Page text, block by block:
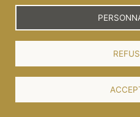
de 21
MILLÉSIME 2022